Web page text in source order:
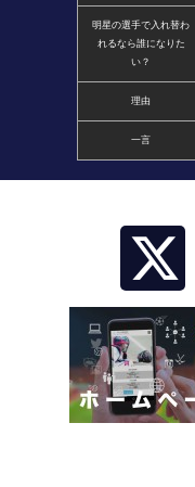
明星の選手で入れ替わ
れるなら誰になりた
い？
理由
一言